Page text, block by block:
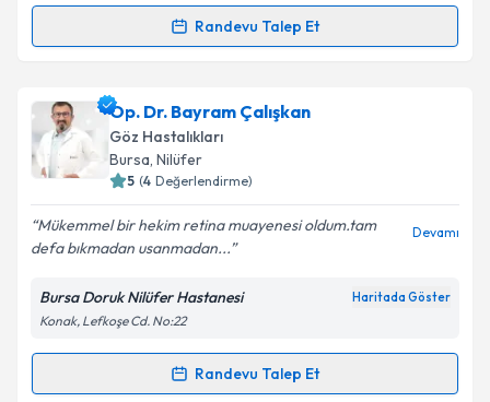
Takvim Talebini Gönder
Randevu Talep Et
Randevu Takvimi Talebi
Prof. Dr. Mehmet Baykaraiçin randevu takvimi
talebi oluşturun. Size bu uzmandan randevu almanız
için bir takvim hazırlandığında e-posta ile
bilgilendireceğiz.
E-posta Adresiniz
Kişisel verilerimin işlenmesine ilişkin
Metni'ni okudum ve kişisel verilerimin belirtilen
kapsamda işlenmesini kabul ediyorum.
Op. Dr. Bayram Çalışkan
Göz Hastalıkları
Bursa, Nilüfer
5 (4 Değerlendirme)
Mükemmel bir hekim retina muayenesi oldum.tam
defa bıkmadan usanmadan...
Devamı
Bursa Doruk Nilüfer Hastanesi Haritada Göster
Konak, Lefkoşe Cd. No:22
Randevu Talep Et
Randevu Takvimi Talebi